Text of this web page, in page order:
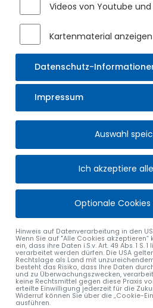
Videos von Youtube
Kartenmaterial anzeigen
Datenschutz-
Impressum
Auswahl
Ich akzeptiere
Optionale
Hinweis auf Datenverarbeitung in den
Wenn Sie auf "Alle Cookies akzeptieren“
ein, dass ihre Daten i.S.v. Art. 49 Abs. 1 S.
verarbeitet werden dürfen. Die USA
Rechtslage als Land mit
besteht das Risiko, dass Ihre Daten
und zu Überwachungszwecken,
keine Rechtsmittel gegen diese Praxis
erteilte Einwilligung jederzeit für die
Widerruf können Sie über die „Cookie-
ausführen.